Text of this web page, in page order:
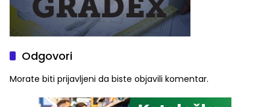
Odgovori
Morate biti prijavljeni da biste objavili komentar.